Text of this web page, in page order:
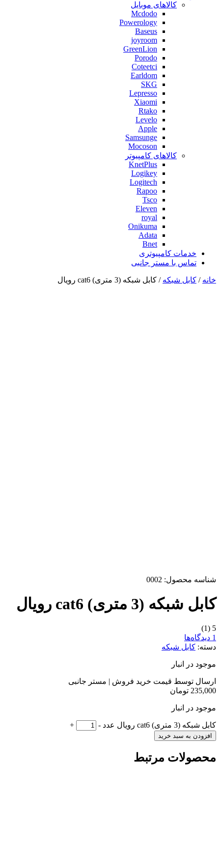
کالاهای موبایل
Mcdodo
Powerology
Baseus
joyroom
GreenLion
Porodo
Coteetci
Earldom
SKG
Lepresso
Xiaomi
Rtako
Levelo
Apple
Samsunge
Mocoson
کالاهای کامپیوتر
KnetPlus
Logikey
Logitech
Rapoo
Tsco
Eleven
royal
Onikuma
Adata
Bnet
خدمات کامپیوتری
تماس با مستر جانبی
خانه / کابل شبکه / کابل شبکه (3 متری) cat6 رویال
شناسه محصول: 0002
کابل شبکه (3 متری) cat6 رویال
5
(1)
1 دیدگاه‌ها
دسته: کابل شبکه
موجود در انبار
ارسال توسط قیمت خرید فروش | مستر جانبی
235,000 تومان
موجود در انبار
کابل شبکه (3 متری) cat6 رویال عدد -
+
افزودن به سبد خرید
محصولات مرتبط